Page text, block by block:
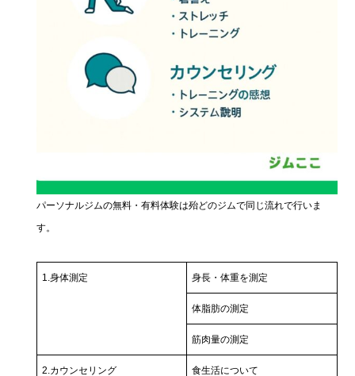
パーソナルジムの無料・有料体験は殆どのジムで同じ流れで行いま
す。
1.身体測定 身長・体重を測定
体脂肪の測定
筋肉量の測定
2.カウンセリング 食生活について